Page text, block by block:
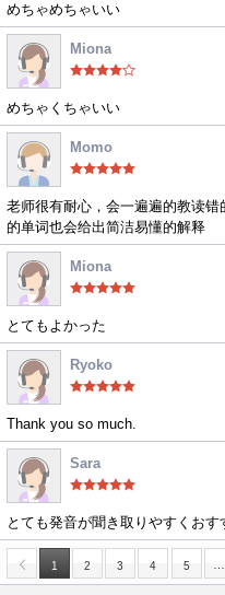
めちゃめちゃいい
Miona
めちゃくちゃいい
Momo
老师很有耐心，会一遍遍的教读
的单词也会给出简洁易懂的解释
Miona
とてもよかった
Ryoko
Thank you so much.
Sara
とても発音が聞き取りやすくおす
1 2 3 4 5